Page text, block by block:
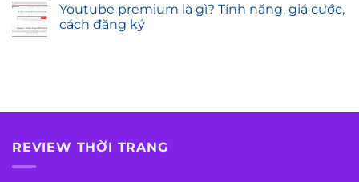
Youtube premium là gì? Tính năng, giá cước,
cách đăng ký
REVIEW THỜI TRANG